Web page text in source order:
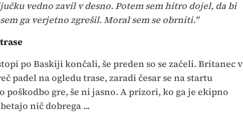
vedno zavil v desno. Potem sem hitro dojel, da bi
ga verjetno zgrešil. Moral sem se obrniti."
po Baskiji končali, še preden so se začeli. Britanec v
padel na ogledu trase, zaradi česar se na startu
poškodbo gre, še ni jasno. A prizori, ko ga je ekipno
nič dobrega ...